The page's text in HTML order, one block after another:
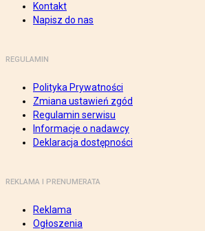
Kontakt
Napisz do nas
REGULAMIN
Polityka Prywatności
Zmiana ustawień zgód
Regulamin serwisu
Informacje o nadawcy
Deklaracja dostępności
REKLAMA I PRENUMERATA
Reklama
Ogłoszenia